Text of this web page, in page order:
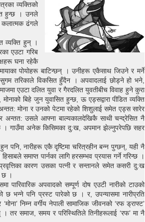
व्यक्तिको
हुन्छ । उनले
कलात्मक ढंगले
व्यक्ति हुन् ।
एउटा गरिब
घना रहेकै
पोयोहरू बाटिन्छन् । उनीहरू एकैसाथ जिउने र मर्ने
तरिकाले विकसित हुँदैन । अपवादलाई छोड्ने हो भने,
एउटा दलित युवा र गैरदलित युवतीबीच विवाह हुने कुरा
बिहे जुन युवासित हुन्छ, ऊ एड्सद्वारा पीडित व्यक्ति
मोना र उनको पेटमा रहेको शिशुलाई समेत एड्स सारेर
र अन्तत: उसले आफ्ना बाल्यकालदेखिकै साथी चन्द्रेसित नै
। गाउँमा अनेक किसिमका दु:ख, अपमान झेल्नुपरेपछि सहर
पनि, नारीहरू एकै दृष्टिमा चरित्रहीन बन्न पुग्छन्, यही नै
समाप्त पार्नका लागि हरसम्भव प्रयास गर्ने गरिन्छ ।
कारण उसका पत्नी र सन्तानले समेत कसरी दु:ख
छ ।
अपवादको सम्पूर्ण दोष एउटी नारीको टाउको
छ भन्ने पनि प्रस्ट पारेको छ । र, उपन्यासमा नारीप्रति
निम्न वर्गीय नेपाली सामाजिक जीवनको ‘रफ ड्राफ्ट’
तर समाज, समय र परिस्थितिले तिनीहरूलाई ‘रफ’ मा नै